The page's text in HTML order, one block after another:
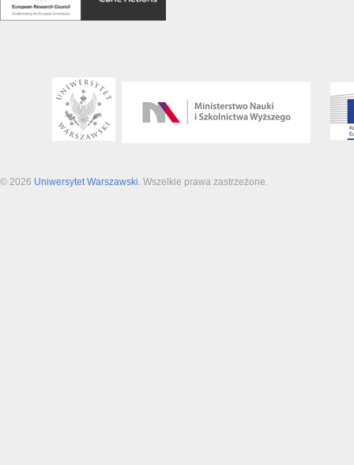
© 2026 Uniwersytet Warszawski . Wszelkie prawa zastrzeżone.